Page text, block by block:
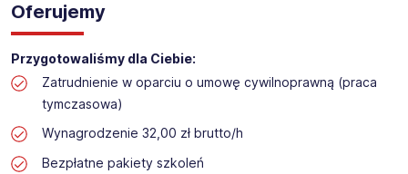
Oferujemy
Przygotowaliśmy dla Ciebie:
Zatrudnienie w oparciu o umowę cywilnoprawną (praca
tymczasowa)
Wynagrodzenie 32,00 zł brutto/h
Bezpłatne pakiety szkoleń